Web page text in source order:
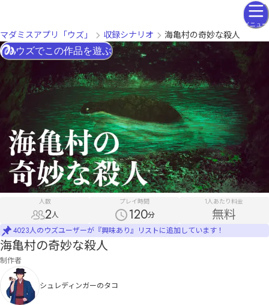
メニュー
マダミスアプリ「ウズ」 収録シナリオ 海亀村の奇妙な殺人
人数
2人
プレイ時間
120分
1人あたり料金
無料
4023人のウズユーザーが『興味あり』リストに追加しています！
ウズでこの作品を遊ぶ
海亀村の奇妙な殺人
制作者
シュレディンガーのタコ